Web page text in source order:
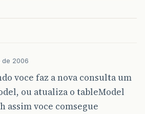
de 2006
voce faz a nova consulta um
ou atualiza o tableModel
assim voce comsegue